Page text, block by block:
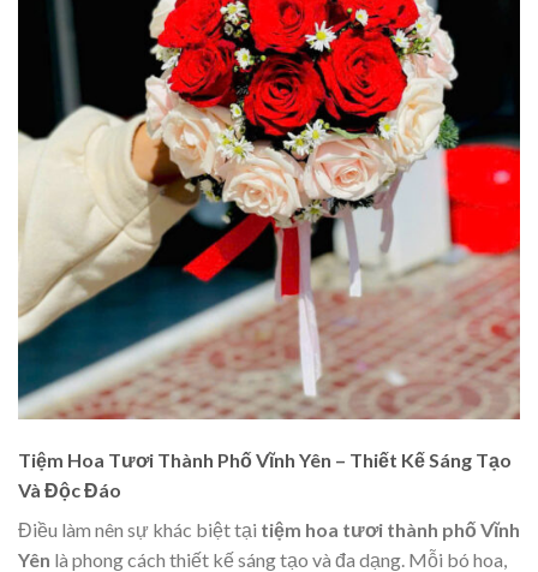
Tiệm Hoa Tươi Thành Phố Vĩnh Yên – Thiết Kế Sáng Tạo
Và Độc Đáo
Điều làm nên sự khác biệt tại tiệm hoa tươi thành phố Vĩnh
Yên là phong cách thiết kế sáng tạo và đa dạng. Mỗi bó hoa,